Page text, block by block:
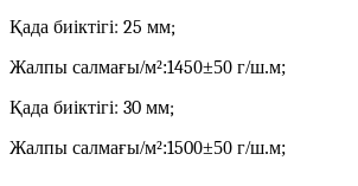
Қада биіктігі: 25 мм;
Жалпы салмағы/м²:1450±50 г/ш.м;
Қада биіктігі: 30 мм;
Жалпы салмағы/м²:1500±50 г/ш.м;